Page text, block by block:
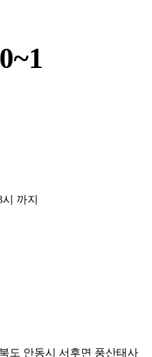
까지
도 안동시 서후면 풍산태사